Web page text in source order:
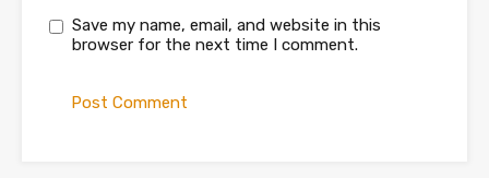
Save my name, email, and website in this
browser for the next time I comment.